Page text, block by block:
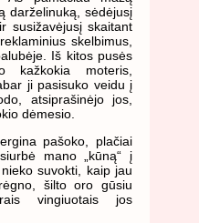
darželinuką, sėdėjusį
susižavėjusį skaitant
skelbimus,
Iš kitos pusės
kažkokia moteris,
ji pasisuko veidu į
atsiprašinėjo jos,
dėmesio.
pašoko, plačiai
mano „kūną“ į
suvokti, kaip jau
šilto oro gūsiu
vingiuotais jos